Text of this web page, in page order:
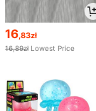
16,83zł
16,89zł Lowest Price